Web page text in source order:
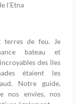
l'Etna
terres de feu. Je
bateau et
des îles
étaient les
Notre guide,
nos envies, nos